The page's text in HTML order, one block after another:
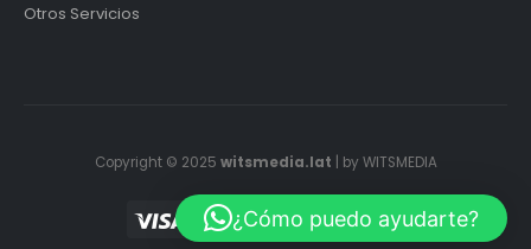
Otros Servicios
Copyright © 2025 witsmedia.lat | by WITSMEDIA
¿Cómo puedo ayudarte?